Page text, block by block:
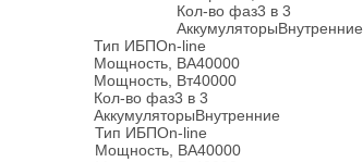
Кол-во фаз3 в 3
АккумуляторыВнутренние
Тип ИБПOn-line
Мощность, ВА40000
Мощность, Вт40000
Кол-во фаз3 в 3
АккумуляторыВнутренние
Тип ИБПOn-line
Мощность, ВА40000